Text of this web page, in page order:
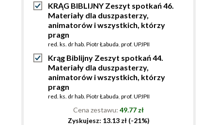
KRĄG BIBLIJNY Zeszyt spotkań 46.
Materiały dla duszpasterzy,
animatorów i wszystkich, którzy
pragn
red. ks. dr hab. Piotr Łabuda prof. UPJPII
Krąg Biblijny Zeszyt spotkań 44.
Materiały dla duszpasterzy,
animatorów i wszystkich, którzy
pragn
red. ks. dr hab. Piotr Łabuda prof. UPJPII
Cena zestawu: 49.77 zł
Zyskujesz: 13.13 zł (-21%)